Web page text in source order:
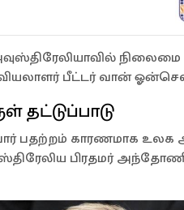
பீட்டர் வான்
தட்டுப்பாடு
பதற்றம் காரணமாக
பிரதமர்